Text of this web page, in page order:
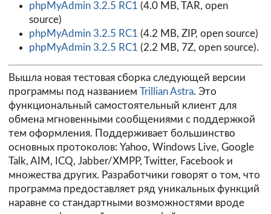
phpMyAdmin 3.2.5 RC1 (4.0 MB, TAR, open
source)
phpMyAdmin 3.2.5 RC1 (4.2 MB, ZIP, open source)
phpMyAdmin 3.2.5 RC1 (2.2 MB, 7Z, open source).
Вышла новая тестовая сборка следующей версии
программы под названием Trillian Astra. Это
функциональный самостоятельный клиент для
обмена мгновенными сообщениями с поддержкой
тем оформления. Поддерживает большинство
основных протоколов: Yahoo, Windows Live, Google
Talk, AIM, ICQ, Jabber/XMPP, Twitter, Facebook и
множества других. Разработчики говорят о том, что
программа предоставляет ряд уникальных функций
наравне со стандартными возможностями вроде